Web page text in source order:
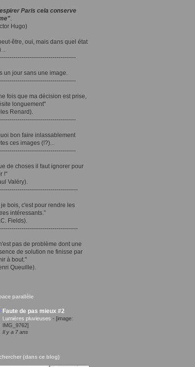
Paris cela conserve
.
Hugo)
être, oui, mais dans quel état
un jour sans une image.
fois que ma décision est prise,
longuement"
Renard).
bon faire inlassablement
ces images (!?)...
de choses il faut ignorer pour
!"
Valéry).
je bois, c'est pour rendre les
intéressants.”
Fields).
pas de problème dont une
de solution ne finisse par
à bout."
Queuille).
parallèle
Faute de pas mieux #2
Lumières pluvieuses - [image:
IMG_9762]
Il y a 7 ans
(dans ce blog)